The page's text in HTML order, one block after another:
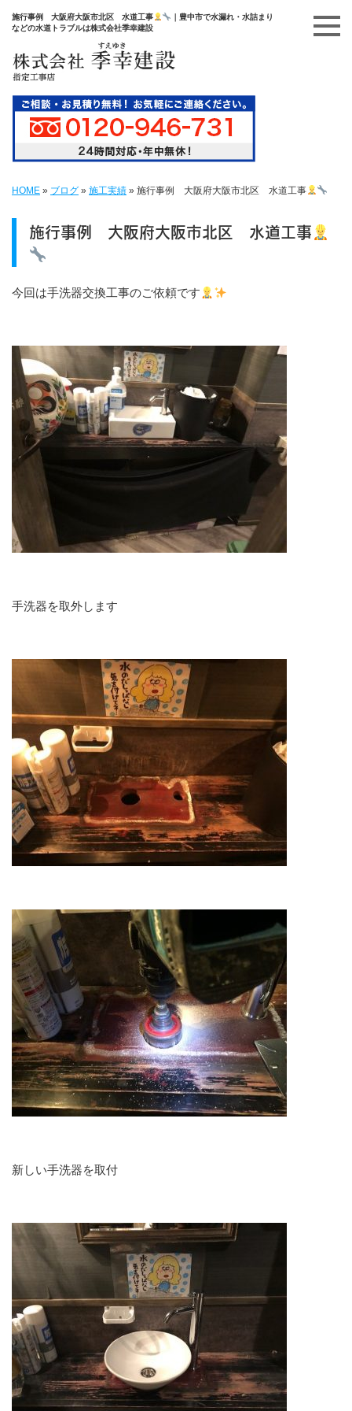
施行事例 大阪府大阪市北区 水道工事
｜豊中市で水漏れ・水詰まり
などの水道トラブルは株式会社季幸建設
HOME » ブログ » 施工実績 » 施行事例 大阪府大阪市北区 水道工事
施行事例 大阪府大阪市北区 水道工事
今回は手洗器交換工事のご依頼です
手洗器を取外します
新しい手洗器を取付